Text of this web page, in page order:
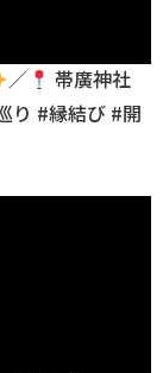
／
帯廣神社
り #縁結び #開